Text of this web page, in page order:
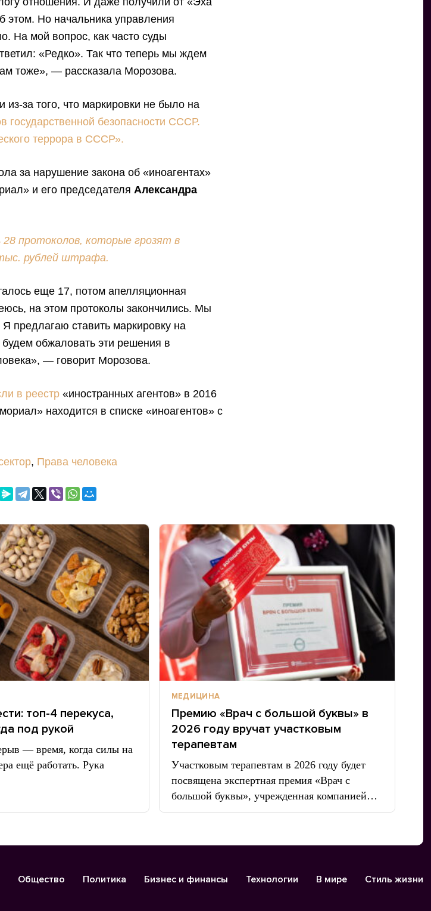
Но начальника управления
На мой вопрос, как часто суды
«Редко». Так что теперь мы ждем
тоже», — рассказала Морозова.
за того, что маркировки не было на
государственной безопасности СССР.
террора в СССР».
за нарушение закона об «иноагентах»
и его председателяАлександра
протоколов, которые грозят в
рублей штрафа.
еще 17, потом апелляционная
на этом протоколы закончились. Мы
предлагаю ставить маркировку на
обжаловать эти решения в
— говорит Морозова.
в реестр«иностранных агентов» в 2016
находится в списке «иноагентов» с
, Права человека
топ-4 перекуса,
под рукой
— время, когда силы на
ещё работать. Рука
МЕДИЦИНА
Премию «Врач с большой буквы» в
2026 году вручат участковым
терапевтам
Участковым терапевтам в 2026 году будет
посвящена экспертная премия «Врач с
большой буквы», учрежденная компанией…
Общество Политика Бизнес и финансы Технологии В мире Стиль жизни